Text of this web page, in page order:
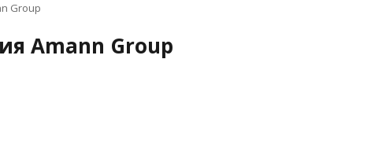
Group
Amann Group